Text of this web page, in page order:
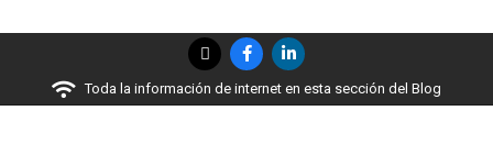
LA
RED
navegación
Toda la información de internet en esta sección del Blog